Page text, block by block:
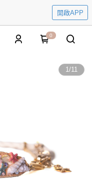
開啟APP
0
1/11